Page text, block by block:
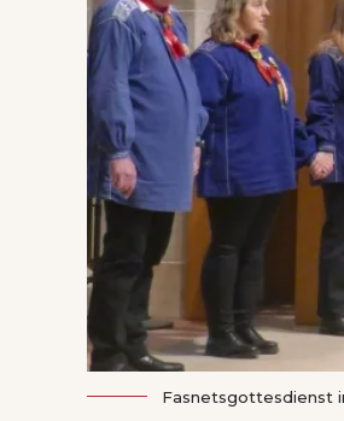
Fasnetsgottesdienst